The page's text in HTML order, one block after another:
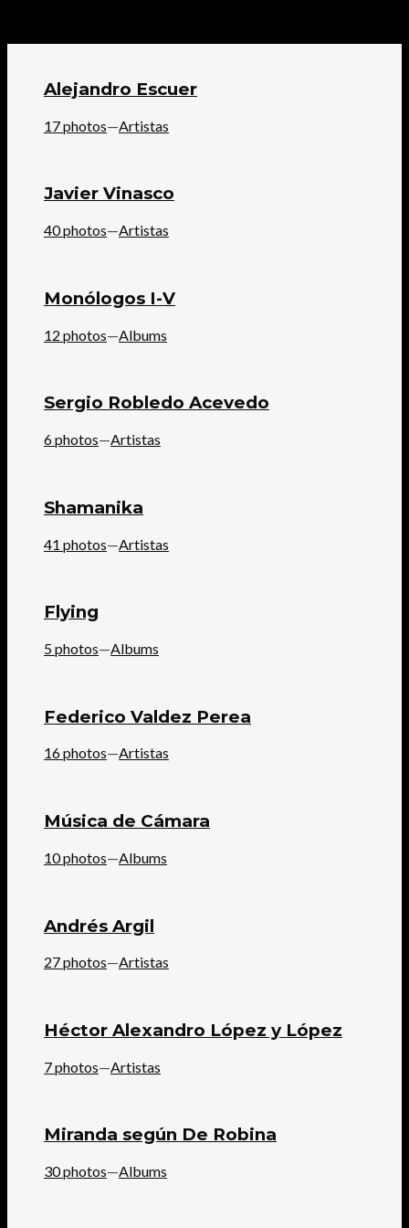
Alejandro Escuer
17 photos—Artistas
Javier Vinasco
40 photos—Artistas
Monólogos I-V
12 photos—Albums
Sergio Robledo Acevedo
6 photos—Artistas
Shamanika
41 photos—Artistas
Flying
5 photos—Albums
Federico Valdez Perea
16 photos—Artistas
Música de Cámara
10 photos—Albums
Andrés Argil
27 photos—Artistas
Héctor Alexandro López y López
7 photos—Artistas
Miranda según De Robina
30 photos—Albums